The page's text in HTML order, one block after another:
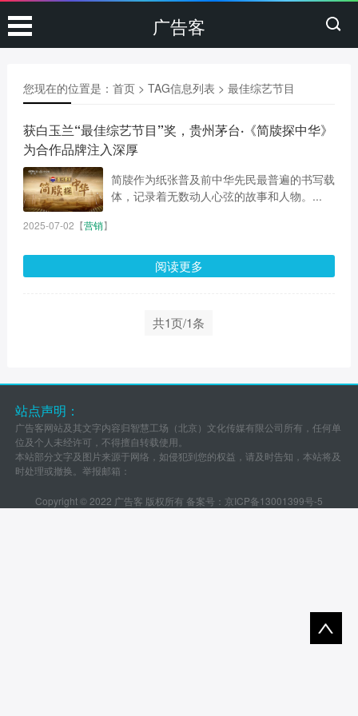
广告客
您现在的位置是： 首页> TAG信息列表 > 最佳综艺节目
获白玉兰“最佳综艺节目”奖，贵州茅台·《简牍探中华》
为合作品牌注入深厚
简牍作为纸张普及前中华先民最普遍的书写载
体，记录着无数动人心弦的故事和人物。...
2025-07-02 【营销】
阅读更多
共1页/1条
站点声明：
广告客网站及其文字内容归智慧工场（北京）文化传媒有限公司所有，任何单
位及个人未经许可，不得擅自转载使用。
本站部分文字及图片来源于网络，如侵犯到您的权益，请及时告知，本站将及
时处理或撤换。举报邮箱：
Copyright © 2022 广告客 版权所有 备案号： 京ICP备13001399号-5